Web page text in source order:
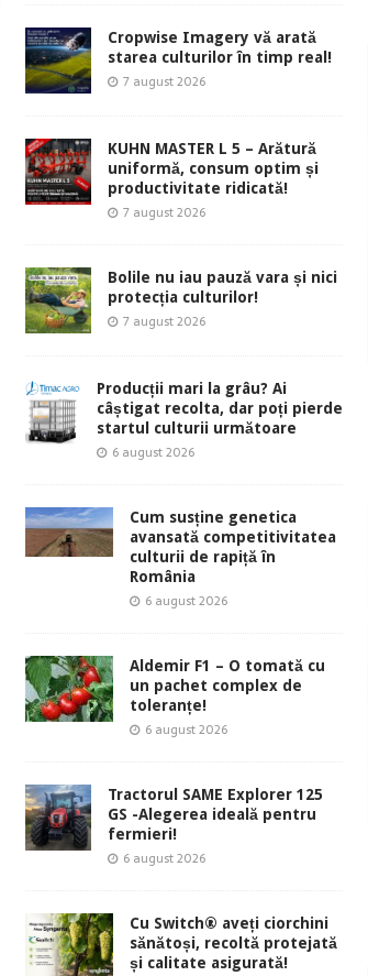
Cropwise Imagery vă arată
starea culturilor în timp real!
7 august 2026
KUHN MASTER L 5 – Arătură
uniformă, consum optim și
productivitate ridicată!
7 august 2026
Bolile nu iau pauză vara și nici
protecția culturilor!
7 august 2026
Producții mari la grâu? Ai
câștigat recolta, dar poți pierde
startul culturii următoare
6 august 2026
Cum susține genetica
avansată competitivitatea
culturii de rapiță în
România
6 august 2026
Aldemir F1 – O tomată cu
un pachet complex de
toleranțe!
6 august 2026
Tractorul SAME Explorer 125
GS -Alegerea ideală pentru
fermieri!
6 august 2026
Cu Switch® aveți ciorchini
sănătoși, recoltă protejată
și calitate asigurată!